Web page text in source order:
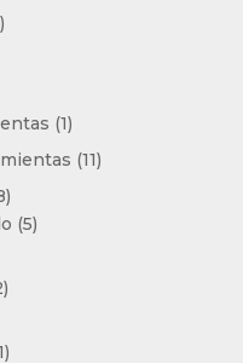
11
producto
1111
8
productos
55
2
1